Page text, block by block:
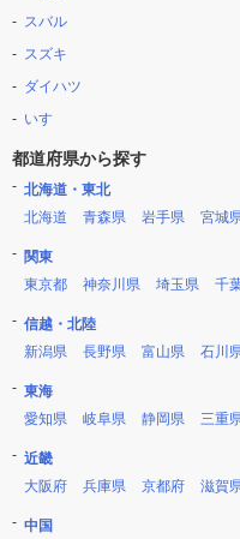
スバル
スズキ
ダイハツ
いすゞ
都道府県から探す
北海道・東北
北海道
青森県 岩手県 宮城
関東
東京都
神奈川県 埼玉県 千
信越・北陸
新潟県
長野県 富山県 石川
東海
愛知県
岐阜県 静岡県 三重
近畿
大阪府
兵庫県 京都府 滋賀
中国